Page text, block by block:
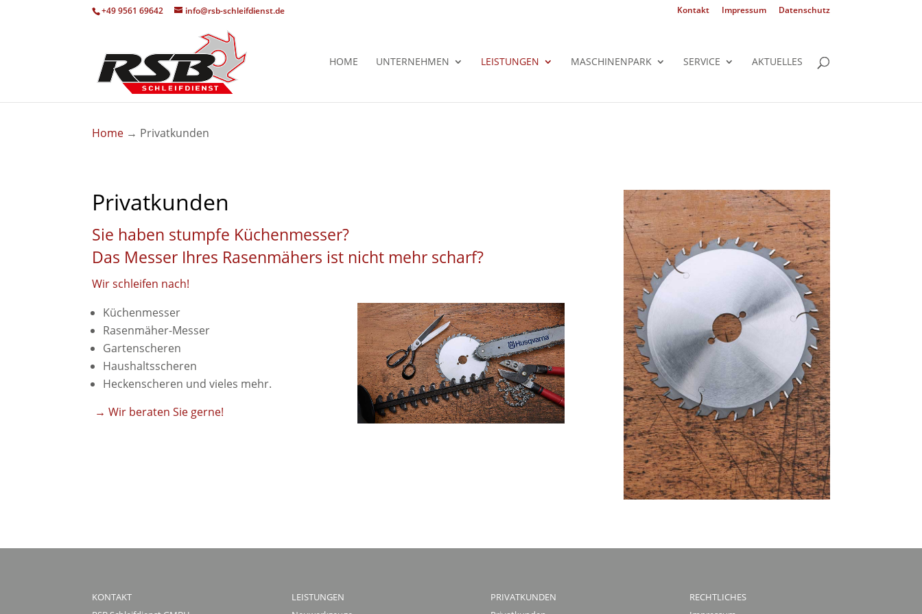
+49 9561 69642 info@rsb-schleifdienst.de Kontakt Impressum Datenschutz
HOME UNTERNEHMEN LEISTUNGEN MASCHINENPARK SERVICE AKTUELLES
Home → Privatkunden
Privatkunden
Sie haben stumpfe Küchenmesser?
Das Messer Ihres Rasenmähers ist nicht mehr scharf?
Wir schleifen nach!
Küchenmesser
Rasenmäher-Messer
Gartenscheren
Haushaltsscheren
Heckenscheren und vieles mehr.
→ Wir beraten Sie gerne!
KONTAKT
LEISTUNGEN
PRIVATKUNDEN
RECHTLICHES